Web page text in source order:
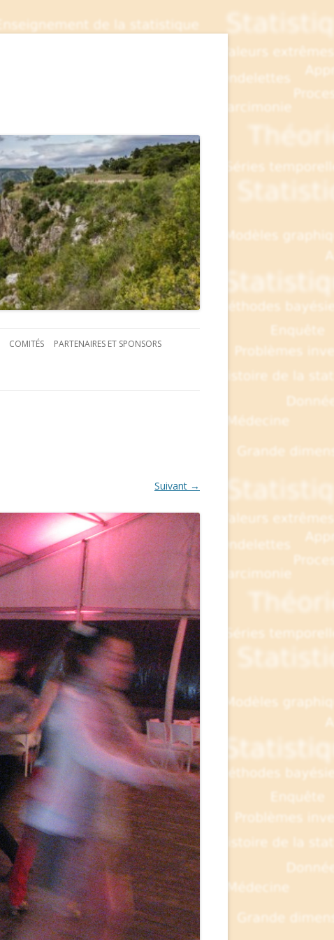
COMITÉS PARTENAIRES ET SPONSORS
Suivant →